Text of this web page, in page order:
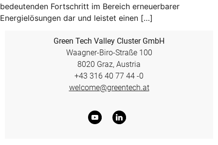
bedeutenden Fortschritt im Bereich erneuerbarer
Energielösungen dar und leistet einen […]
Green Tech Valley Cluster GmbH
Waagner-Biro-Straße 100
8020 Graz, Austria
+43 316 40 77 44 -0
welcome@greentech.at